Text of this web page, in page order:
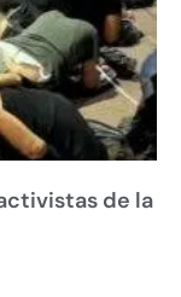
de la